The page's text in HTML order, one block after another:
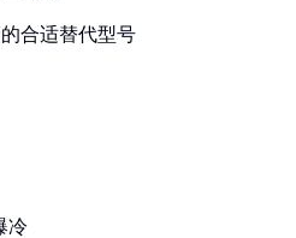
的合适替代型号
冷